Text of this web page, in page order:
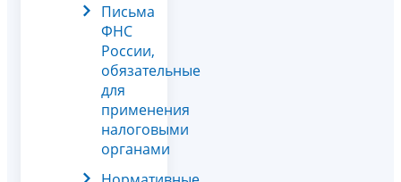
Письма
ФНС
России,
обязательные
для
применения
налоговыми
органами